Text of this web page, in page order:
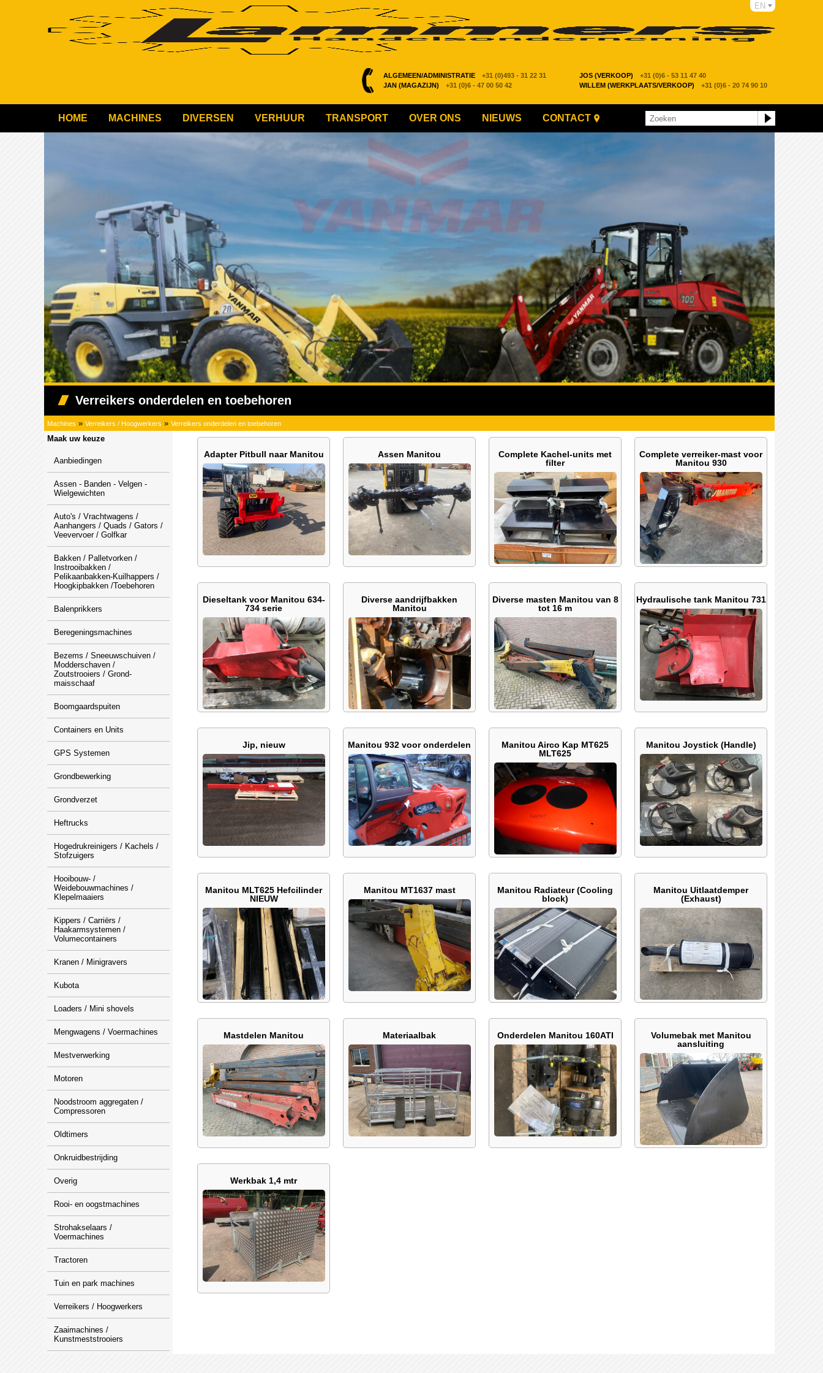
ALGEMEEN/ADMINISTRATIE +31 (0)493 - 31 22 31 JOS (VERKOOP)
+31 (0)6 - 53 11 47 40
JAN (MAGAZIJN)
+31 (0)6 - 47 00 50 42 WILLEM (WERKPLAATS/VERKOOP) +31 (0)6 - 20 74 90 10
EN
HOME MACHINES DIVERSEN VERHUUR TRANSPORT OVER ONS NIEUWS CONTACT
Verreikers onderdelen en toebehoren
Machines » Verreikers / Hoogwerkers » Verreikers onderdelen en toebehoren
Maak uw keuze
Aanbiedingen
Assen - Banden - Velgen -
Wielgewichten
Auto's / Vrachtwagens /
Aanhangers / Quads / Gators /
Veevervoer / Golfkar
Bakken / Palletvorken /
Instrooibakken /
Pelikaanbakken-Kuilhappers /
Hoogkipbakken /Toebehoren
Balenprikkers
Beregeningsmachines
Bezems / Sneeuwschuiven /
Modderschaven /
Zoutstrooiers / Grond-
maisschaaf
Boomgaardspuiten
Containers en Units
GPS Systemen
Grondbewerking
Grondverzet
Heftrucks
Hogedrukreinigers / Kachels /
Stofzuigers
Hooibouw- /
Weidebouwmachines /
Klepelmaaiers
Kippers / Carriërs /
Haakarmsystemen /
Volumecontainers
Kranen / Minigravers
Kubota
Loaders / Mini shovels
Mengwagens / Voermachines
Mestverwerking
Motoren
Noodstroom aggregaten /
Compressoren
Oldtimers
Onkruidbestrijding
Overig
Rooi- en oogstmachines
Strohakselaars /
Voermachines
Tractoren
Tuin en park machines
Verreikers / Hoogwerkers
Zaaimachines /
Kunstmeststrooiers
Adapter Pitbull naar Manitou Assen Manitou
Complete Kachel-units met
filter
Complete verreiker-mast voor
Manitou 930
Dieseltank voor Manitou 634-
734 serie
Diverse aandrijfbakken
Manitou
Diverse masten Manitou van 8
tot 16 m
Hydraulische tank Manitou 731
Jip, nieuw Manitou 932 voor onderdelen
Manitou Airco Kap MT625
MLT625
Manitou Joystick (Handle)
Manitou MLT625 Hefcilinder
NIEUW
Manitou MT1637 mast
Manitou Radiateur (Cooling
block)
Manitou Uitlaatdemper
(Exhaust)
Mastdelen Manitou Materiaalbak Onderdelen Manitou 160ATI
Volumebak met Manitou
aansluiting
Werkbak 1,4 mtr